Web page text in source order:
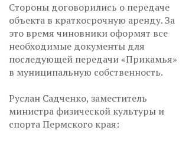
Стороны договорились о передаче
объекта в краткосрочную аренду. За
это время чиновники оформят все
необходимые документы для
последующей передачи «Прикамья»
в муниципальную собственность.
Руслан Садченко, заместитель
министра физической культуры и
спорта Пермского края: